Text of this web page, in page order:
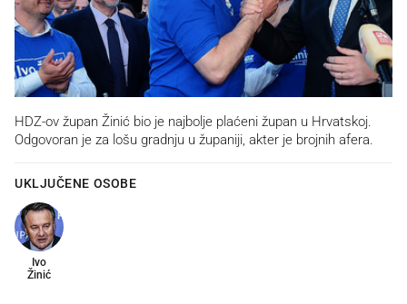
HDZ-ov župan Žinić bio je najbolje plaćeni župan u Hrvatskoj.
Odgovoran je za lošu gradnju u županiji, akter je brojnih afera.
UKLJUČENE OSOBE
Ivo
Žinić